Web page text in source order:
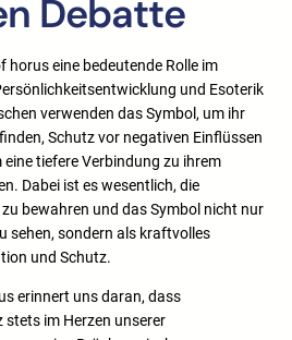
Debatte
horus eine bedeutende Rolle im
und Esoterik
verwenden das Symbol, um ihr
Schutz vor negativen Einflüssen
tiefere Verbindung zu ihrem
Dabei ist es wesentlich, die
bewahren und das Symbol nicht nur
sehen, sondern als kraftvolles
und Schutz.
erinnert uns daran, dass
stets im Herzen unserer